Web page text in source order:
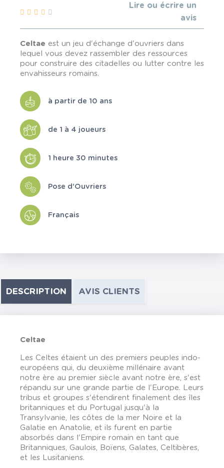
Lire ou écrire un
avis
Celtae est un jeu d'échange d'ouvriers dans
lequel vous devez rassembler des ressources
pour construire des citadelles ou lutter contre les
envahisseurs romains.
à partir de 10 ans
de 1 à 4 joueurs
1 heure 30 minutes
Pose d'Ouvriers
Français
DESCRIPTION AVIS CLIENTS
Celtae
Les Celtes étaient un des premiers peuples indo-
européens qui, du deuxième millénaire avant
notre ère au premier siècle avant notre ère, s'est
répandu sur une grande partie de l'Europe. Leurs
tribus et groupes s'étendirent finalement des îles
britanniques et du Portugal jusqu'à la
Transylvanie, les côtes de la mer Noire et la
Galatie en Anatolie, et ils furent en partie
absorbés dans l'Empire romain en tant que
Britanniques, Gaulois, Boïens, Galates, Celtibères,
et les Lusitaniens.